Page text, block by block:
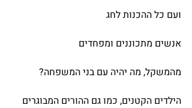
ועם כל ההכנות לחג
אנשים מתכוננים ומפחדים
מהמשקל, מה יהיה עם בני המשפחה?
הילדים הקטנים, כמו גם ההורים המבוגרים